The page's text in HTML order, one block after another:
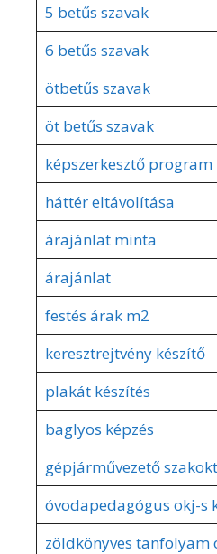
5 betűs szavak
6 betűs szavak
ötbetűs szavak
öt betűs szavak
képszerkesztő program
háttér eltávolítása
árajánlat minta
árajánlat
festés árak m2
keresztrejtvény készítő
plakát készítés
baglyos képzés
gépjárművezető
óvodapedagógus okj-s
zöldkönyves tanfolyam